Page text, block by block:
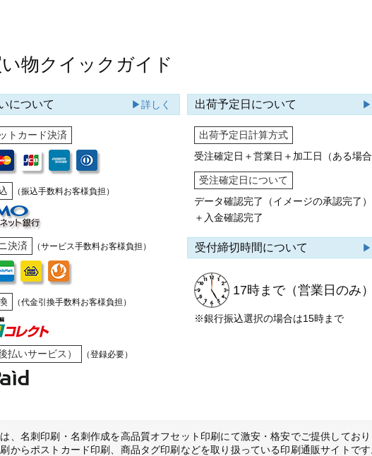
物クイックガイド
について ▶詳しく
トカード決済
（振込手数料お客様負担）
決済 （サービス手数料お客様負担）
（代金引換手数料お客様負担）
払いサービス） （登録必要）
出荷予定日について ▶
出荷予定日計算方式
受注確定日＋営業日＋加工日（ある場合
受注確定日について
データ確認完了（イメージの承認完了）
＋入金確認完了
受付締切時間について ▶
17時まで（営業日のみ）
※銀行振込選択の場合は15時まで
、名刺印刷・名刺作成を高品質オフセット印刷にて激安・格安でご提供しており
からポストカード印刷、商品タグ印刷などを取り扱っている印刷通販サイトです